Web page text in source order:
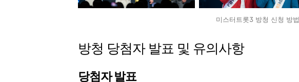
미스터트롯3 방청 신청 방법
방청 당첨자 발표 및 유의사항
당첨자 발표